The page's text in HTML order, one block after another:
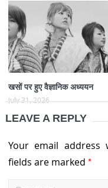
खसों पर हुए वैज्ञानिक अध्ययन
July 31, 2026
LEAVE A REPLY
Your email
fields are marked *